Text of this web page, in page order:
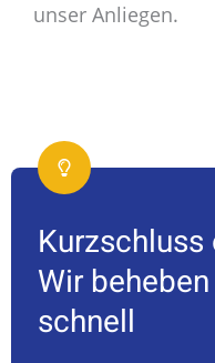
unser Anliegen.
Wir
schnell